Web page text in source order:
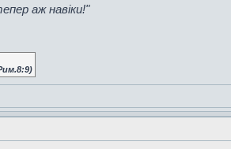
аж навіки!"